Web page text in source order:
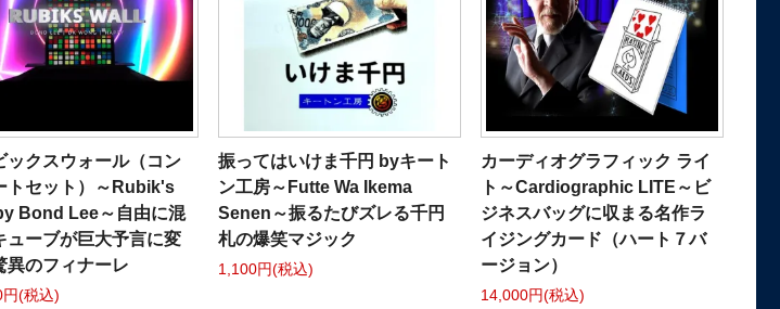
ックスウォール（コン
トセット）～Rubik's
Bond Lee～自由に混
ューブが巨大予言に変
異のフィナーレ
(税込)
振ってはいけま千円 byキート
ン工房～Futte Wa Ikema
Senen～振るたびズレる千円
札の爆笑マジック
1,100円(税込)
カーディオグラフィック ライ
ト～Cardiographic LITE～ビ
ジネスバッグに収まる名作ラ
イジングカード（ハート７バ
ージョン）
14,000円(税込)